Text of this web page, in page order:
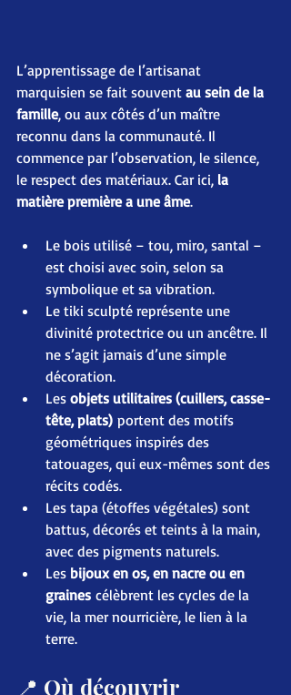
L’apprentissage de l’artisanat
marquisien se fait souvent au sein de la
famille, ou aux côtés d’un maître
reconnu dans la communauté. Il
commence par l’observation, le silence,
le respect des matériaux. Car ici, la
matière première a une âme.
Le bois utilisé – tou, miro, santal –
est choisi avec soin, selon sa
symbolique et sa vibration.
Le tiki sculpté représente une
divinité protectrice ou un ancêtre. Il
ne s’agit jamais d’une simple
décoration.
Les objets utilitaires (cuillers, casse-
tête, plats) portent des motifs
géométriques inspirés des
tatouages, qui eux-mêmes sont des
récits codés.
Les tapa (étoffes végétales) sont
battus, décorés et teints à la main,
avec des pigments naturels.
Les bijoux en os, en nacre ou en
graines célèbrent les cycles de la
vie, la mer nourricière, le lien à la
terre.
📍 Où découvrir